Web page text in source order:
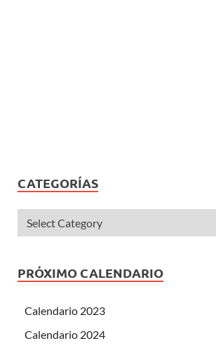
CATEGORÍAS
PRÓXIMO CALENDARIO
Calendario 2023
Calendario 2024